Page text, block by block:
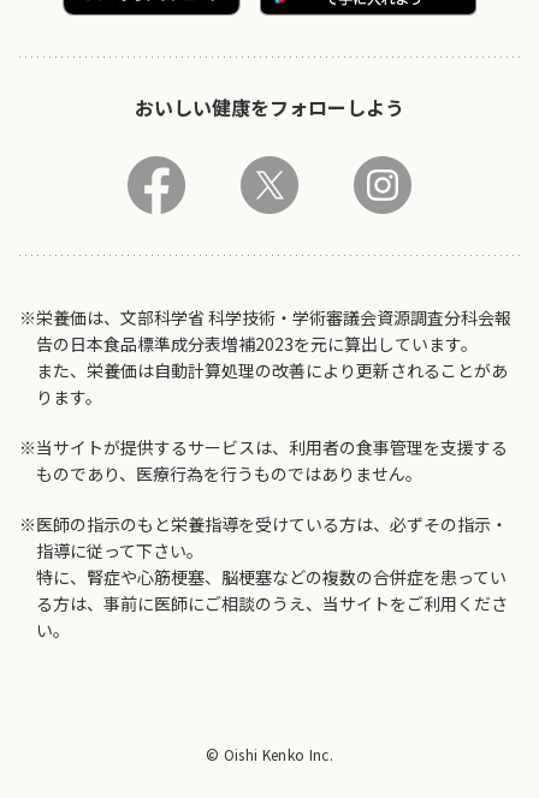
おいしい健康をフォローしよう
※栄養価は、文部科学省 科学技術・学術審議会資源調査分科会報
告の日本食品標準成分表増補2023を元に算出しています。
また、栄養価は自動計算処理の改善により更新されることがあ
ります。
※当サイトが提供するサービスは、利用者の食事管理を支援する
ものであり、医療行為を行うものではありません。
※医師の指示のもと栄養指導を受けている方は、必ずその指示・
指導に従って下さい。
特に、腎症や心筋梗塞、脳梗塞などの複数の合併症を患ってい
る方は、事前に医師にご相談のうえ、当サイトをご利用くださ
い。
© Oishi Kenko Inc.